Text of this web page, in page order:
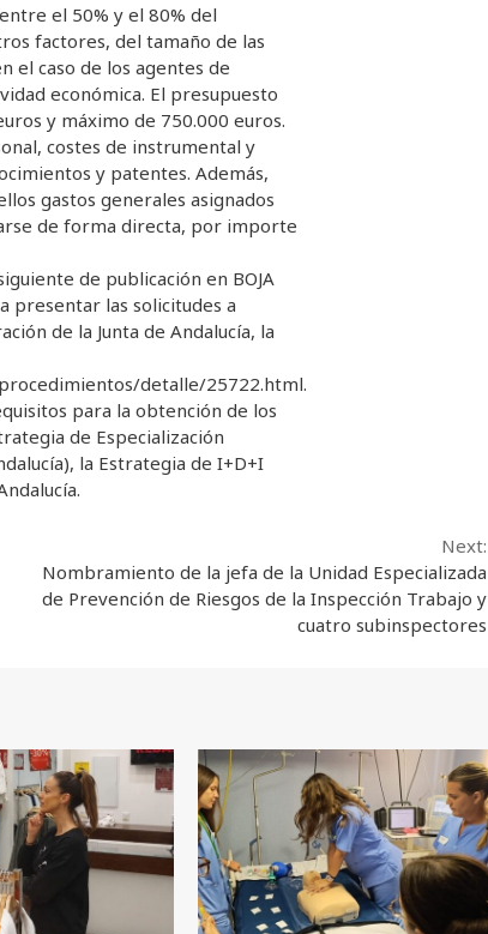
el 50% y el 80% del
factores, del tamaño de las
el caso de los agentes de
económica. El presupuesto
y máximo de 750.000 euros.
costes de instrumental y
y patentes. Además,
gastos generales asignados
de forma directa, por importe
de publicación en BOJA
presentar las solicitudes a
de la Junta de Andalucía, la
detalle/25722.html.
para la obtención de los
de Especialización
la Estrategia de I+D+I
Next:
Nombramiento de la jefa de la Unidad Especializada
de Prevención de Riesgos de la Inspección Trabajo y
cuatro subinspectores